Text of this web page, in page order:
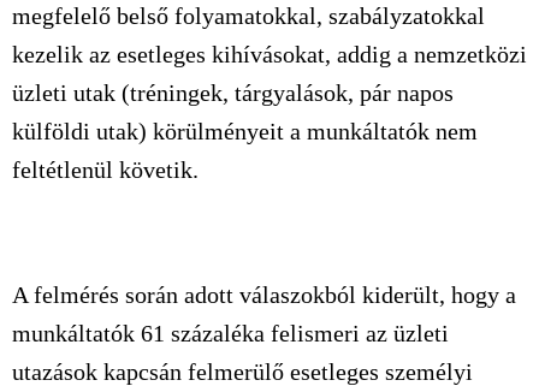
megfelelő belső folyamatokkal, szabályzatokkal
kezelik az esetleges kihívásokat, addig a nemzetközi
üzleti utak (tréningek, tárgyalások, pár napos
külföldi utak) körülményeit a munkáltatók nem
feltétlenül követik.
A felmérés során adott válaszokból kiderült, hogy a
munkáltatók 61 százaléka felismeri az üzleti
utazások kapcsán felmerülő esetleges személyi